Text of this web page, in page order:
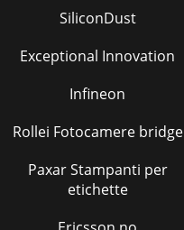
SiliconDust
Exceptional Innovation
Infineon
Rollei Fotocamere bridge
Paxar Stampanti per
etichette